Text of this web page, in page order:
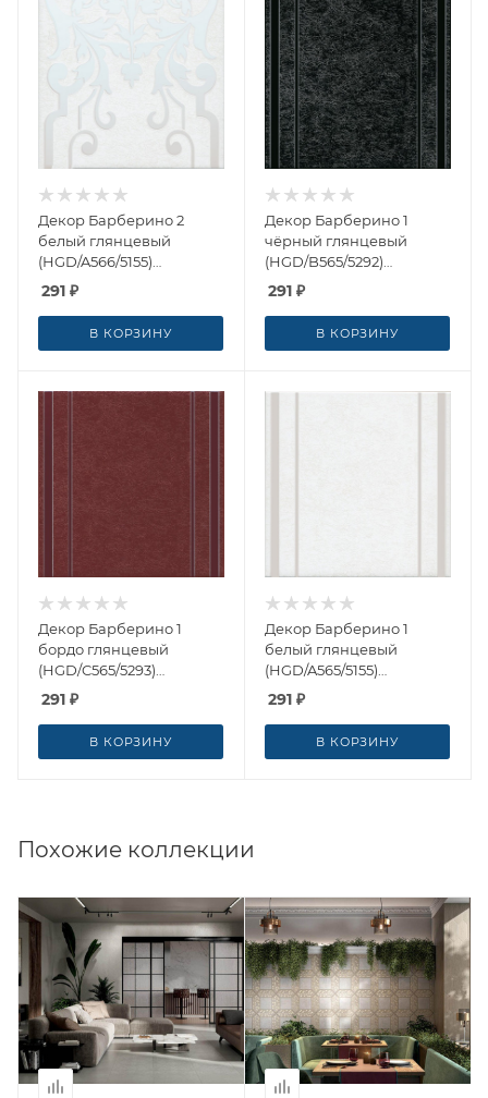
Декор Барберино 2
белый глянцевый
(HGD/A566/5155)
20x20x0.69 от Kerama
291 ₽
В КОРЗИНУ
Декор Барберино 1
чёрный глянцевый
(HGD/B565/5292)
20x20x0.69 от Kerama
291 ₽
В КОРЗИНУ
Декор Барберино 1
бордо глянцевый
(HGD/C565/5293)
20x20x0.69 от Kerama
291 ₽
В КОРЗИНУ
Декор Барберино 1
белый глянцевый
(HGD/A565/5155)
20x20x0.69 от Kerama
291 ₽
В КОРЗИНУ
Похожие коллекции